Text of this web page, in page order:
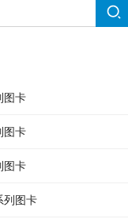
图卡
图卡
图卡
列图卡